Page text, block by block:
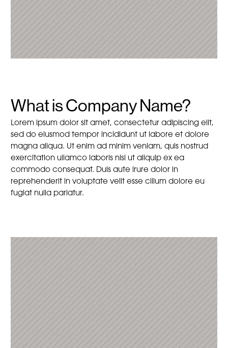
What is Company Name?
Lorem ipsum dolor sit amet, consectetur adipiscing elit,
sed do eiusmod tempor incididunt ut labore et dolore
magna aliqua. Ut enim ad minim veniam, quis nostrud
exercitation ullamco laboris nisi ut aliquip ex ea
commodo consequat. Duis aute irure dolor in
reprehenderit in voluptate velit esse cillum dolore eu
fugiat nulla pariatur.